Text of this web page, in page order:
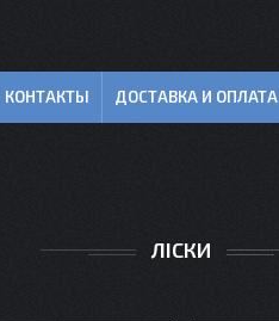
КОНТАКТЫ ДОСТАВКА И ОПЛАТА
ЛІСКИ